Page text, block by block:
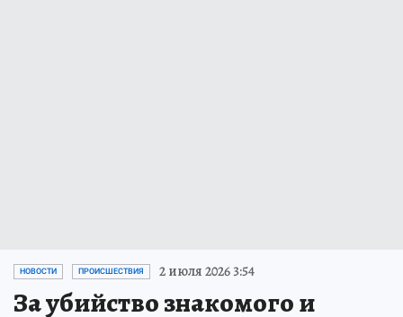
НОВОСТИ ПРОИСШЕСТВИЯ 2 июля 2026 3:54
За убийство знакомого и